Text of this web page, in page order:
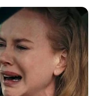
ΜΕΣΑ ΣΕ ΜΙΑ
MED BEDS ΚΑΙ ΤΙ
ΣΥΝΤΟΜΑ……